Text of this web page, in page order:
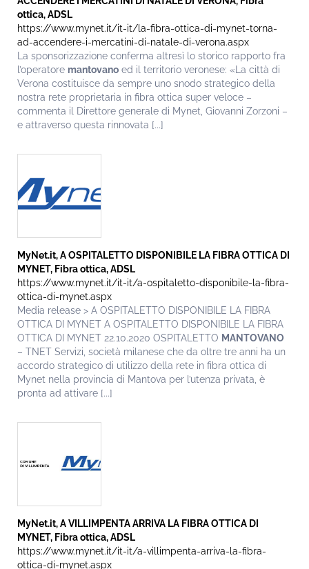
ottica, ADSL
https://www.mynet.it/it-it/la-fibra-ottica-di-mynet-torna-
ad-accendere-i-mercatini-di-natale-di-verona.aspx
La sponsorizzazione conferma altresì lo storico rapporto fra
l’operatore mantovano ed il territorio veronese: «La città di
Verona costituisce da sempre uno snodo strategico della
nostra rete proprietaria in fibra ottica super veloce –
commenta il Direttore generale di Mynet, Giovanni Zorzoni –
e attraverso questa rinnovata [...]
MyNet.it, A OSPITALETTO DISPONIBILE LA FIBRA OTTICA DI
MYNET, Fibra ottica, ADSL
https://www.mynet.it/it-it/a-ospitaletto-disponibile-la-fibra-
ottica-di-mynet.aspx
Media release > A OSPITALETTO DISPONIBILE LA FIBRA
OTTICA DI MYNET A OSPITALETTO DISPONIBILE LA FIBRA
OTTICA DI MYNET 22.10.2020 OSPITALETTO MANTOVANO
– TNET Servizi, società milanese che da oltre tre anni ha un
accordo strategico di utilizzo della rete in fibra ottica di
Mynet nella provincia di Mantova per l’utenza privata, è
pronta ad attivare [...]
MyNet.it, A VILLIMPENTA ARRIVA LA FIBRA OTTICA DI
MYNET, Fibra ottica, ADSL
https://www.mynet.it/it-it/a-villimpenta-arriva-la-fibra-
ottica-di-mynet.aspx